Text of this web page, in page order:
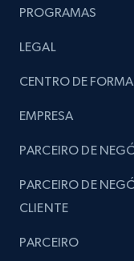
PROGRAMAS
LEGAL
CENTRO DE
EMPRESA
PARCEIRO DE
PARCEIRO DE
CLIENTE
PARCEIRO